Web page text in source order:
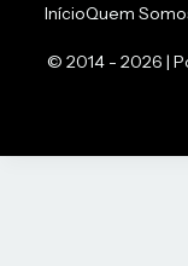
© 2014 - 2026 |
InícioQuem